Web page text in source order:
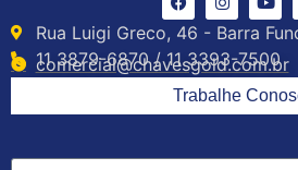
Rua Luigi Greco, 46 - Barra
11 3879-6870 / 11 3393-7500
comercial@chavesgold.com.br
Trabalhe